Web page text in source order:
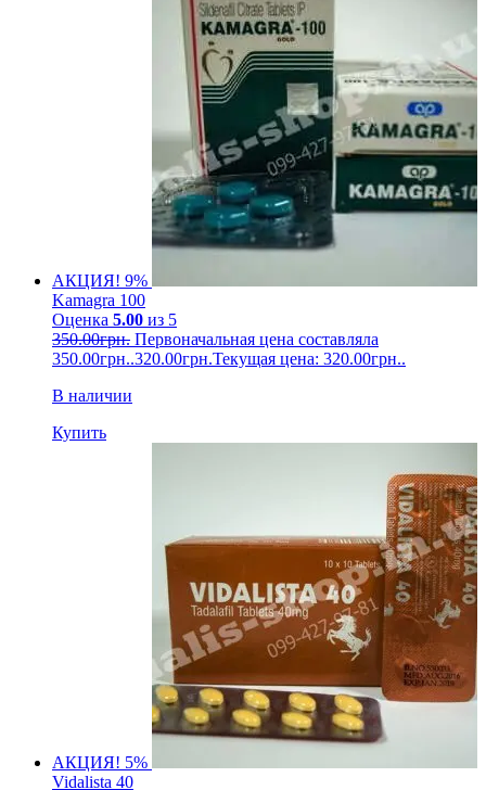
АКЦИЯ! 9%
Kamagra 100
Оценка 5.00 из 5
350.00грн. Первоначальная цена составляла
350.00грн..320.00грн.Текущая цена: 320.00грн..
В наличии
Купить
АКЦИЯ! 5%
Vidalista 40